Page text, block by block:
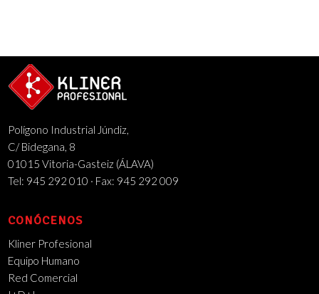
Polígono Industrial Júndiz,
C/ Bidegana, 8
01015 Vitoria-Gasteiz (ÁLAVA)
Tel: 945 292 010 · Fax: 945 292 009
CONÓCENOS
Kliner Profesional
Equipo Humano
Red Comercial